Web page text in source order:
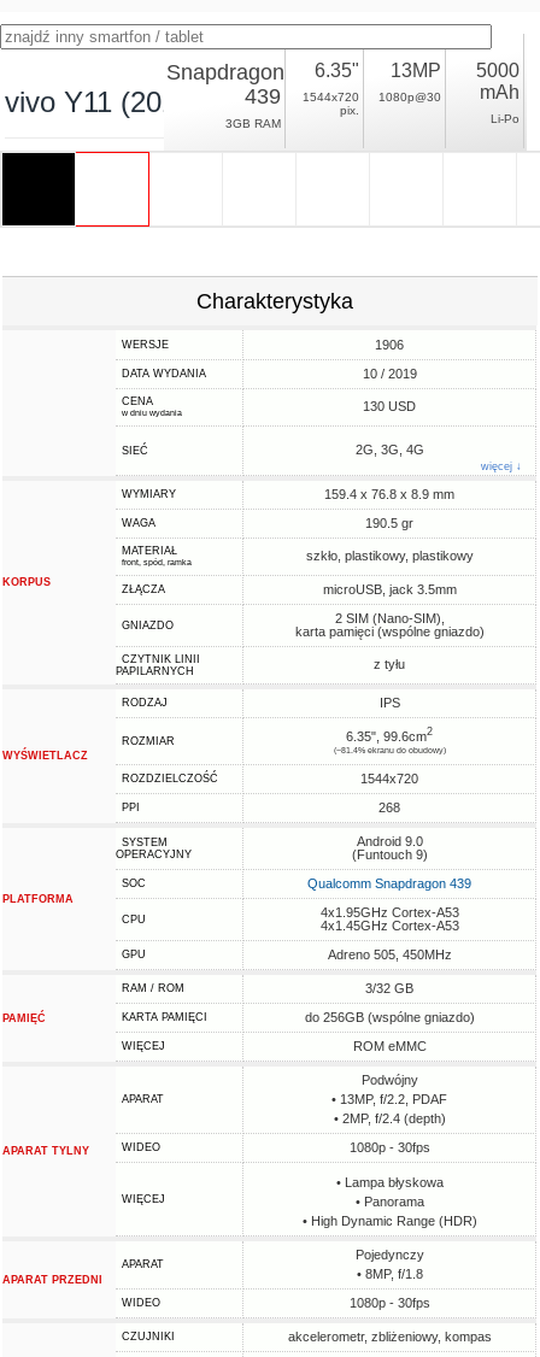
vivo Y11 (2019)
Snapdragon
439
3GB RAM
6.35"
1544x720
pix.
13MP
1080p@30
5000
mAh
Li-Po
Charakterystyka
WERSJE 1906
DATA WYDANIA 10 / 2019
CENA
w dniu wydania 130 USD
SIEĆ 2G, 3G, 4G
więcej ↓
KORPUS
WYMIARY 159.4 x 76.8 x 8.9 mm
WAGA 190.5 gr
MATERIAŁ
front, spód, ramka szkło, plastikowy, plastikowy
ZŁĄCZA microUSB, jack 3.5mm
GNIAZDO
2 SIM (Nano-SIM),
karta pamięci (wspólne gniazdo)
CZYTNIK LINII
PAPILARNYCH
z tyłu
WYŚWIETLACZ
RODZAJ IPS
ROZMIAR 6.35", 99.6cm2
(~81.4% ekranu do obudowy)
ROZDZIELCZOŚĆ 1544x720
PPI 268
PLATFORMA
SYSTEM
OPERACYJNY
Android 9.0
(Funtouch 9)
SOC Qualcomm Snapdragon 439
CPU
4x1.95GHz Cortex-A53
4x1.45GHz Cortex-A53
GPU Adreno 505, 450MHz
PAMIĘĆ
RAM / ROM 3/32 GB
KARTA PAMIĘCI do 256GB (wspólne gniazdo)
WIĘCEJ ROM eMMC
APARAT TYLNY
APARAT
Podwójny
• 13MP, f/2.2, PDAF
• 2MP, f/2.4 (depth)
WIDEO 1080p - 30fps
WIĘCEJ
• Lampa błyskowa
• Panorama
• High Dynamic Range (HDR)
APARAT PRZEDNI
APARAT
Pojedynczy
• 8MP, f/1.8
WIDEO 1080p - 30fps
CZUJNIKI akcelerometr, zbliżeniowy, kompas